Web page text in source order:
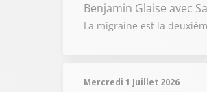
Benjamin Glaise avec
La migraine est la
Mercredi 1 Juillet 2026